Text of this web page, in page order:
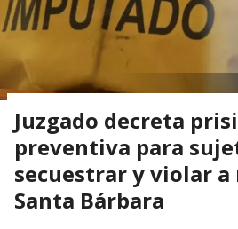
Juzgado decreta
preventiva para
secuestrar y violar a
Santa Bárbara